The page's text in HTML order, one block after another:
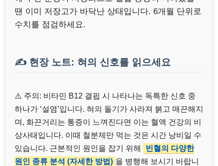
땐 이미 저장고가 바닥난 상태입니다. 6개월 단위로
수치를 점검하세요.
✍️ 현장 노트: 혀의 신호를 읽으세요
⚠️ 주의: 비타민 B12 결핍 시 나타나는 독특한 신호 중
하나가 ‘설염’입니다. 혀의 돌기가 사라져 붉고 매끈해지
며, 화끈거리는 통증이 느껴진다면 이는 혈액 건강의 비
상사태입니다. 이때 철분제만 먹는 것은 시간 낭비일 수
있습니다. 근본적인 원인을 잡기 위해
빈혈의 다양한
원인 종류 분석 (자세한 방법) 을 병행해 보시기 바랍니